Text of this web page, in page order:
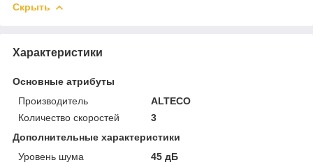
Скрыть
Характеристики
Основные атрибуты
Производитель
ALTECO
Количество скоростей
3
Дополнительные характеристики
Уровень шума
45 дБ